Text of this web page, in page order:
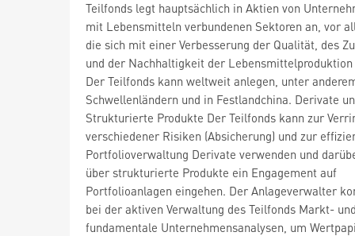
Teilfonds legt hauptsächlich in Aktien von
mit Lebensmitteln verbundenen Sektoren an, vor
die sich mit einer Verbesserung der Qualität, des
und der Nachhaltigkeit der Lebensmittelproduktion
Der Teilfonds kann weltweit anlegen, unter
Schwellenländern und in Festlandchina. Derivate
Strukturierte Produkte Der Teilfonds kann zur
verschiedener Risiken (Absicherung) und zur
Portfolioverwaltung Derivate verwenden und
über strukturierte Produkte ein Engagement auf
Portfolioanlagen eingehen. Der Anlageverwalter
bei der aktiven Verwaltung des Teilfonds Markt-
fundamentale Unternehmensanalysen, um